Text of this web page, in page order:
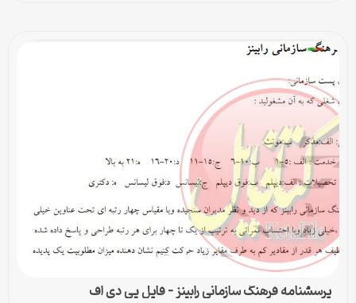
پرسشنامه فرهنگ سازمانی رابينز – فایل پی دی اف